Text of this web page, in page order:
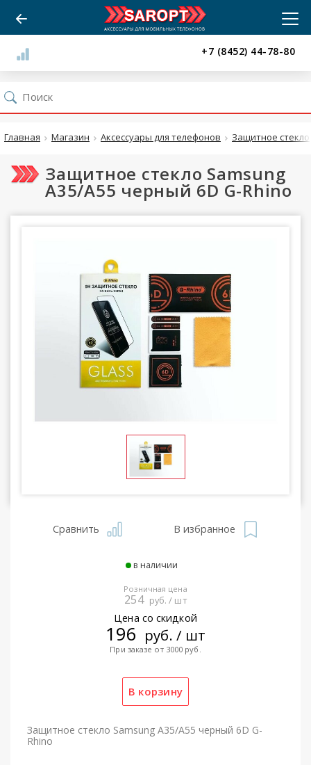
+7 (8452) 44-78-80
Главная Магазин Аксессуары для телефонов Защитное стекло
Защитное стекло Samsung
A35/A55 черный 6D G-Rhino
Сравнить В избранное
в наличии
Розничная цена
254 руб. / шт
Цена со скидкой
196 руб. / шт
При заказе от 3000 руб.
Защитное стекло Samsung A35/A55 черный 6D G-
Rhino